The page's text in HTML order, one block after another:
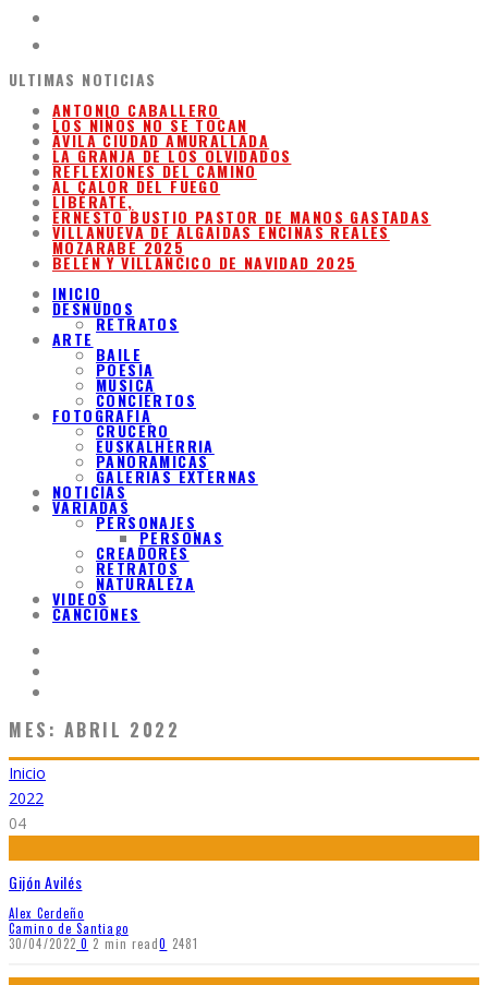
ULTIMAS NOTICIAS
ANTONIO CABALLERO
LOS NIÑOS NO SE TOCAN
ÁVILA CIUDAD AMURALLADA
LA GRANJA DE LOS OLVIDADOS
REFLEXIONES DEL CAMINO
AL CALOR DEL FUEGO
LIBÉRATE,
ERNESTO BUSTIO PASTOR DE MANOS GASTADAS
VILLANUEVA DE ALGAIDAS ENCINAS REALES
MOZARABE 2025
BELEN Y VILLANCICO DE NAVIDAD 2025
INICIO
DESNUDOS
RETRATOS
ARTE
BAILE
POESIA
MUSICA
CONCIERTOS
FOTOGRAFIA
CRUCERO
EUSKALHERRIA
PANORAMICAS
GALERIAS EXTERNAS
NOTICIAS
VARIADAS
PERSONAJES
PERSONAS
CREADORES
RETRATOS
NATURALEZA
VIDEOS
CANCIONES
MES: ABRIL 2022
Inicio
2022
04
Gijón Avilés
Alex Cerdeño
Camino de Santiago
30/04/2022 0 2 min read0 2481